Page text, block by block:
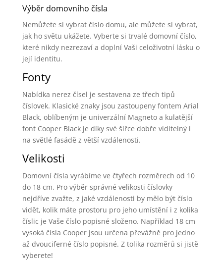
Výběr domovního čísla
Nemůžete si vybrat číslo domu, ale můžete si vybrat,
jak ho světu ukážete. Vyberte si trvalé domovní číslo,
které nikdy nezrezaví a doplní Vaši celoživotní lásku o
její identitu.
Fonty
Nabídka nerez čísel je sestavena ze třech tipů
číslovek. Klasické znaky jsou zastoupeny fontem Arial
Black, oblíbeným je univerzální Magneto a kulatější
font Cooper Black je díky své šířce dobře viditelný i
na světlé fasádě z větší vzdálenosti.
Velikosti
Domovní čísla vyrábíme ve čtyřech rozměrech od 10
do 18 cm. Pro výběr správné velikosti číslovky
nejdříve zvažte, z jaké vzdálenosti by mělo být číslo
vidět, kolik máte prostoru pro jeho umístění i z kolika
číslic je Vaše číslo popisné složeno. Například 18 cm
vysoká čísla Cooper jsou určena převážně pro jedno
až dvouciferné číslo popisné. Z tolika rozměrů si jistě
vyberete!